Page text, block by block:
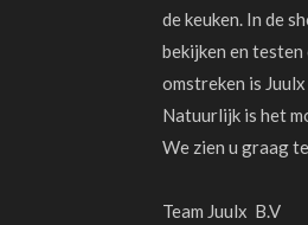
de keuken. In de
bekijken en
omstreken is
Natuurlijk is het
We zien u graag
Team Juulx B.V